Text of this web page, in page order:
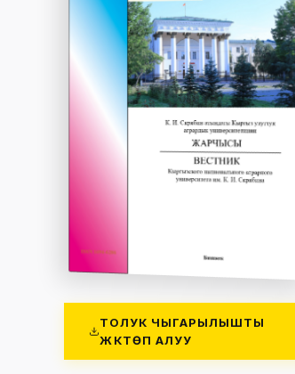
ТОЛУК ЧЫГАРЫЛЫШТЫ
ЖҮКТӨП АЛУУ